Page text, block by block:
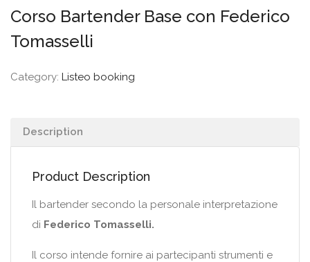
Corso Bartender Base con Federico
Tomasselli
Category: Listeo booking
Description
Product Description
Il bartender secondo la personale interpretazione
di Federico Tomasselli.
Il corso intende fornire ai partecipanti strumenti e